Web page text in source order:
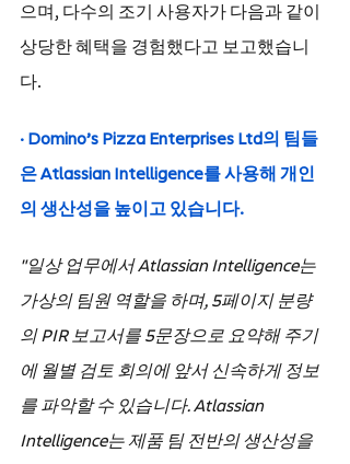
으며, 다수의 조기 사용자가 다음과 같이
상당한 혜택을 경험했다고 보고했습니
다.
· Domino’s Pizza Enterprises Ltd의 팀들
은 Atlassian Intelligence를 사용해 개인
의 생산성을 높이고 있습니다.
"일상 업무에서 Atlassian Intelligence는
가상의 팀원 역할을 하며, 5페이지 분량
의 PIR 보고서를 5문장으로 요약해 주기
에 월별 검토 회의에 앞서 신속하게 정보
를 파악할 수 있습니다. Atlassian
Intelligence는 제품 팀 전반의 생산성을